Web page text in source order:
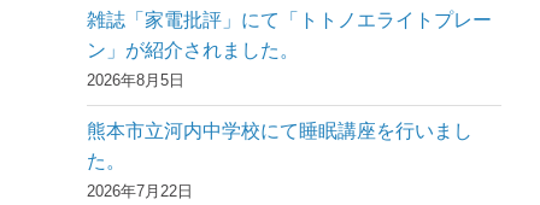
雑誌「家電批評」にて「トトノエライトプレー
ン」が紹介されました。
2026年8月5日
熊本市立河内中学校にて睡眠講座を行いまし
た。
2026年7月22日